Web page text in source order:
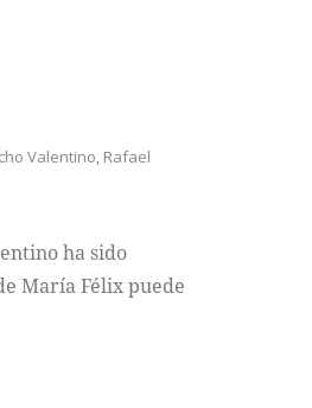
Valentino, Rafael
ha sido
María Félix puede